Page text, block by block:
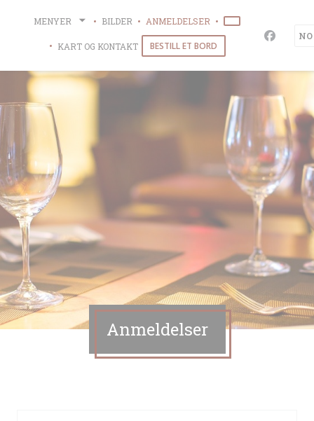
MENYER BILDER ANMELDELSER
((ÅPNER I ET NYTT
KART OG KONTAKT
BESTILL ET BORD
NO
Anmeldelser